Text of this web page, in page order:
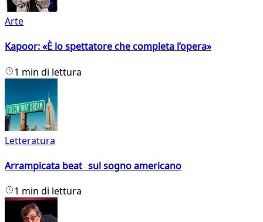
Arte
Kapoor: «È lo spettatore che completa l’opera»
1 min di lettura
Letteratura
Arrampicata beat sul sogno americano
1 min di lettura